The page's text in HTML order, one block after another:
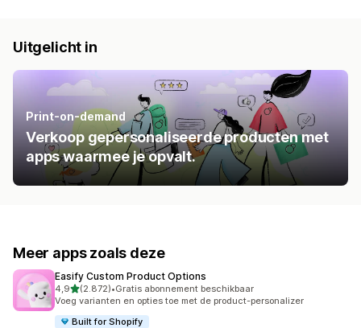
Uitgelicht in
Print-on-demand
Verkoop gepersonaliseerde producten met
apps waarmee je opvalt.
Meer apps zoals deze
Easify Custom Product Options
4,9van 5 sterren
(2.872)
2872 recensies in totaal
•Gratis abonnement beschikbaar
Voeg varianten en opties toe met de product-personalizer
Built for Shopify